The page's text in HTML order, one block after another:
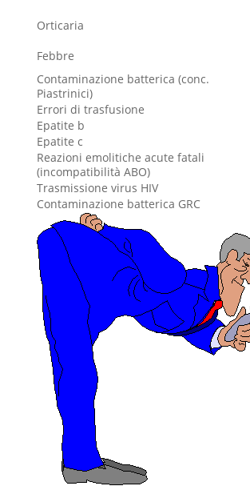
Orticaria
Febbre
Contaminazione batterica (conc.
Piastrinici)
Errori di trasfusione
Epatite b
Epatite c
Reazioni emolitiche acute fatali
(incompatibilità ABO)
Trasmissione virus HIV
Contaminazione batterica GRC